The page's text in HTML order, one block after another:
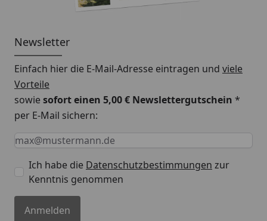
Newsletter
Einfach hier die E-Mail-Adresse eintragen und viele
Vorteile
sowiesofort einen 5,00 € Newslettergutschein *
per E-Mail sichern:
Keine Eingabe erforderlich
Eingabe erforderlich
E-Mail *
Ich habe die Datenschutzbestimmungen zur
Kenntnis genommen
Anmelden